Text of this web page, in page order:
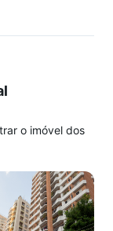
o imóvel dos